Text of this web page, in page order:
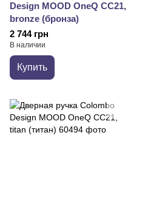
Design MOOD OneQ CC21,
bronze (бронза)
2 744 грн
В наличии
Купить